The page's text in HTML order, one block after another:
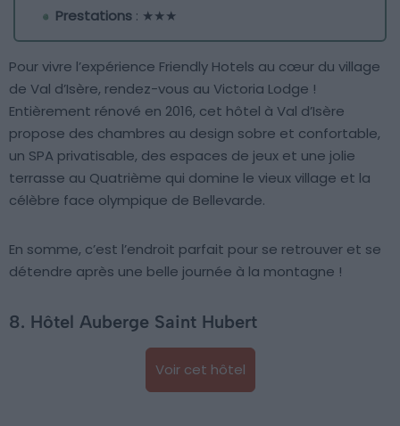
Prestations : ★★★
Pour vivre l’expérience Friendly Hotels au cœur du village
de Val d’Isère, rendez-vous au Victoria Lodge !
Entièrement rénové en 2016, cet hôtel à Val d’Isère
propose des chambres au design sobre et confortable,
un SPA privatisable, des espaces de jeux et une jolie
terrasse au Quatrième qui domine le vieux village et la
célèbre face olympique de Bellevarde.
En somme, c’est l’endroit parfait pour se retrouver et se
détendre après une belle journée à la montagne !
8. Hôtel Auberge Saint Hubert
Voir cet hôtel